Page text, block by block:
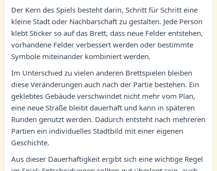
Der Kern des Spiels besteht darin, Schritt für Schritt eine
kleine Stadt oder Nachbarschaft zu gestalten. Jede Person
klebt Sticker so auf das Brett, dass neue Felder entstehen,
vorhandene Felder verbessert werden oder bestimmte
Symbole miteinander kombiniert werden.
Im Unterschied zu vielen anderen Brettspielen bleiben
diese Veränderungen auch nach der Partie bestehen. Ein
geklebtes Gebäude verschwindet nicht mehr vom Plan,
eine neue Straße bleibt dauerhaft und kann in späteren
Runden genutzt werden. Dadurch entsteht nach mehreren
Partien ein individuelles Stadtbild mit einer eigenen
Geschichte.
Aus dieser Dauerhaftigkeit ergibt sich eine wichtige Regel